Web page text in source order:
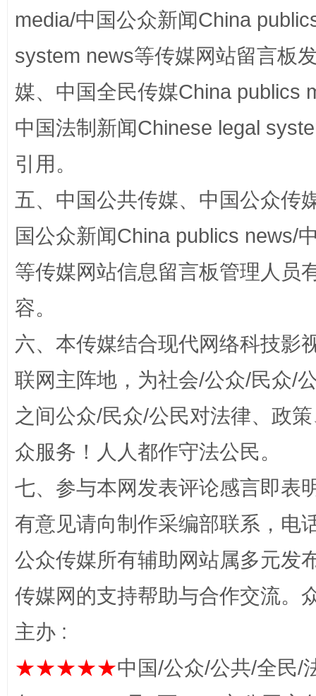
国家大学科技园优化重塑工作
扯下公款旅游的“隐身衣” 如何以
“蜀中异人”王建安的艺术幻境
media/中国公众新闻China
system news等传媒网站留言板
媒、中国全民传媒China publics
中国法制新闻Chinese legal
引用。
五、中国公共传媒、中国公众传
国公众新闻China publics news/
等传媒网站信息留言板管理人员
容。
六、本传媒结合现代网络科技影
联网主阵地，为社会/公众/民众/
之间公众/民众/公民对法律、政
众服务！人人都作守法公民。
七、参与本网发表评论感言即表
有意见请向制作采编部联系，电
公众传媒所有辅助网站属多元发
传媒网的支持帮助与合作交流。
主办 :
★★★★★中国/公众/公共/全民/